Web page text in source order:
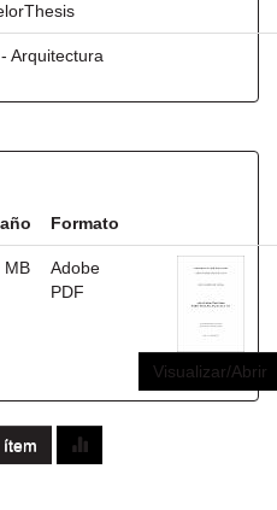
Arquitectura
Formato
MB
Adobe
PDF
Visualizar/Abrir
ítem